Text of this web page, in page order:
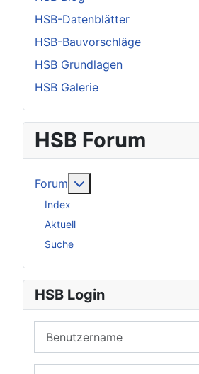
HSB-Datenblätter
HSB-Bauvorschläge
HSB Grundlagen
HSB Galerie
HSB Forum
Forum
Index
Aktuell
Suche
HSB Login